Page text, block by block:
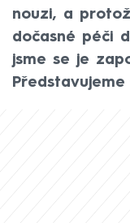
nouzi, a
dočasné péči
jsme se je